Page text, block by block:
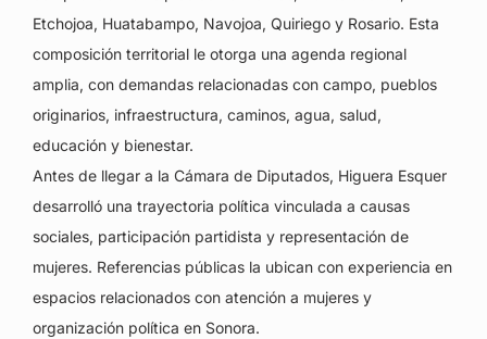
Etchojoa, Huatabampo, Navojoa, Quiriego y Rosario. Esta
composición territorial le otorga una agenda regional
amplia, con demandas relacionadas con campo, pueblos
originarios, infraestructura, caminos, agua, salud,
educación y bienestar.
Antes de llegar a la Cámara de Diputados, Higuera Esquer
desarrolló una trayectoria política vinculada a causas
sociales, participación partidista y representación de
mujeres. Referencias públicas la ubican con experiencia en
espacios relacionados con atención a mujeres y
organización política en Sonora.